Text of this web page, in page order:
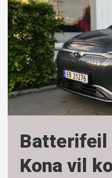
Batterifeil
Kona vil